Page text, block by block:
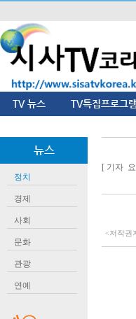
TV 뉴스 TV특집프로그
뉴스
정치
경제
사회
문화
관광
연예
[ 기자
<저작권